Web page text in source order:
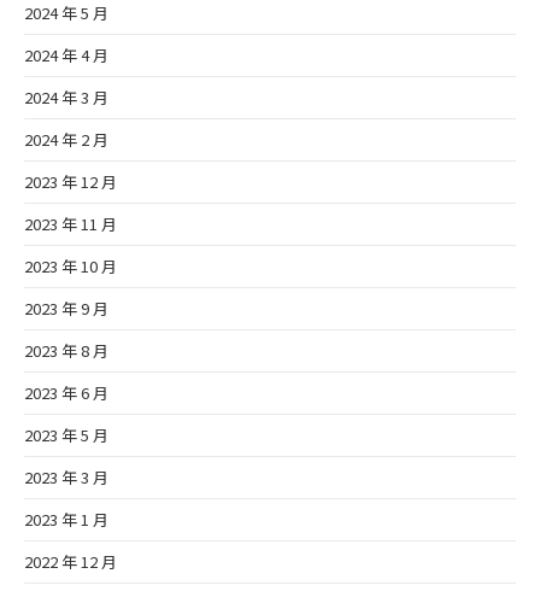
2024 年 5 月
2024 年 4 月
2024 年 3 月
2024 年 2 月
2023 年 12 月
2023 年 11 月
2023 年 10 月
2023 年 9 月
2023 年 8 月
2023 年 6 月
2023 年 5 月
2023 年 3 月
2023 年 1 月
2022 年 12 月